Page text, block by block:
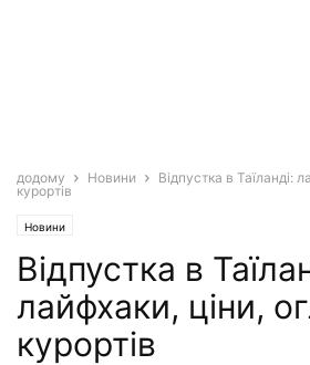
додому Новини
Відпустка в Таїланді:
курортів
Новини
Відпустка в
лайфхаки, ціни,
курортів